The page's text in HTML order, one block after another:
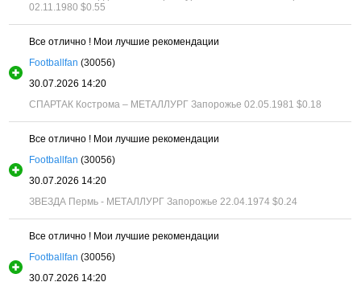
02.11.1980 $0.55
Все отлично ! Мои лучшие рекомендации
Footballfan (30056)
30.07.2026 14:20
СПАРТАК Кострома – МЕТАЛЛУРГ Запорожье 02.05.1981 $0.18
Все отлично ! Мои лучшие рекомендации
Footballfan (30056)
30.07.2026 14:20
ЗВЕЗДА Пермь - МЕТАЛЛУРГ Запорожье 22.04.1974 $0.24
Все отлично ! Мои лучшие рекомендации
Footballfan (30056)
30.07.2026 14:20